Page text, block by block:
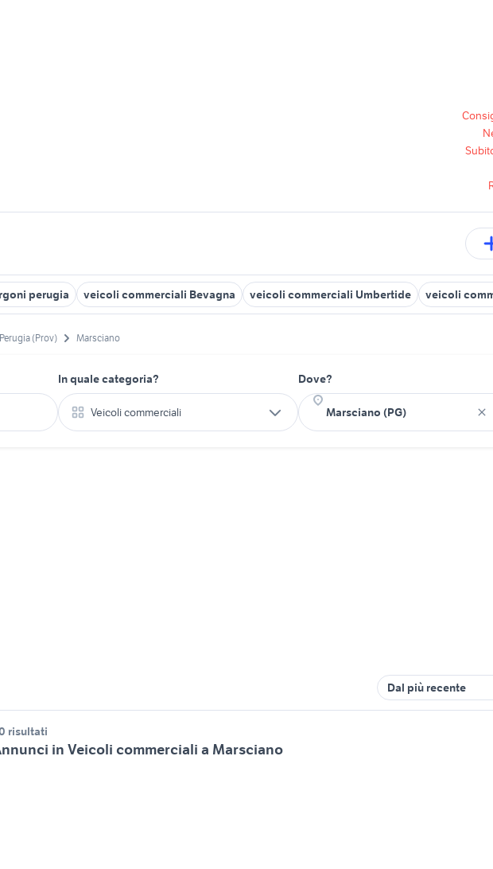
perugia veicoli commerciali Bevagna veicoli commerciali Umbertide veicoli
Perugia (Prov) Marsciano
In quale categoria?
Veicoli commerciali
Dove?
Dal più recente
risultati
in Veicoli commerciali a Marsciano